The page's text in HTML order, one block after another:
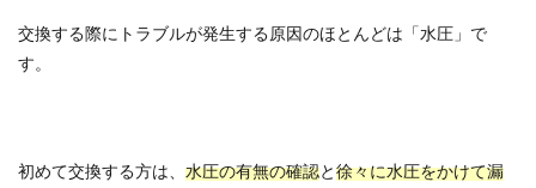
交換する際にトラブルが発生する原因のほとんどは「水圧」で
す。
初めて交換する方は、 水圧の有無の確認と徐々に水圧をかけて漏